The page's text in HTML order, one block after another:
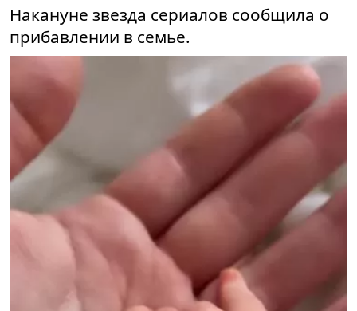
Накануне звезда сериалов сообщила о
прибавлении в семье.